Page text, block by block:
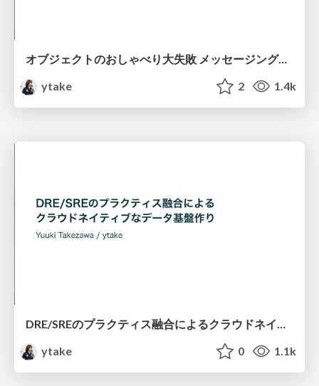
オブジェクトのおしゃべり大失敗 メッセージングアンチパターン集 / messaging anti-pattern collection
ytake
2 1.4k
DRE/SREのプラクティス融合によるクラウドネイティブなデータ基盤作り / dre_sre
ytake
0 1.1k